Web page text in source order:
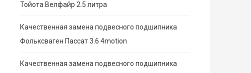
Тойота Велфайр 2.5 литра
Качественная замена подвесного подшипника
Фольксваген Пассат 3.6 4motion
Качественная замена подвесного подшипника